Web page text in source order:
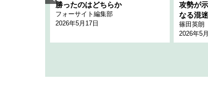
勝ったのはどちらか
フォーサイト編集部
2026年5月17日
攻勢が
なる混迷
篠田英朗
2026年5